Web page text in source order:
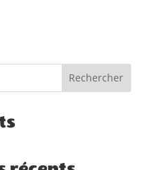
Rechercher